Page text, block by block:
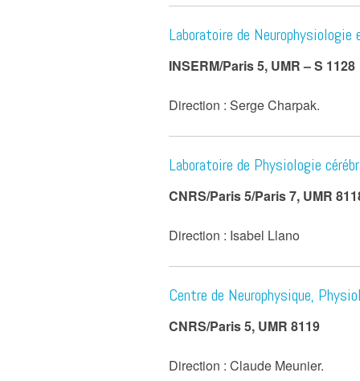
Laboratoire de
INSERM/Paris 5, UMR – S 1128
Direction : Serge Charpak.
Laboratoire de Physiologie
CNRS/Paris 5/Paris 7, UMR
Direction : Isabel Llano
Centre de Neurophysique,
CNRS/Paris 5, UMR 8119
Direction : Claude Meunier.